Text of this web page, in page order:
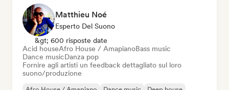
Matthieu Noé
Esperto Del Suono
&gt; 600 risposte date
Acid houseAfro House / AmapianoBass music
Dance musicDanza pop
Fornire agli artisti un feedback dettagliato sul loro
suono/produzione